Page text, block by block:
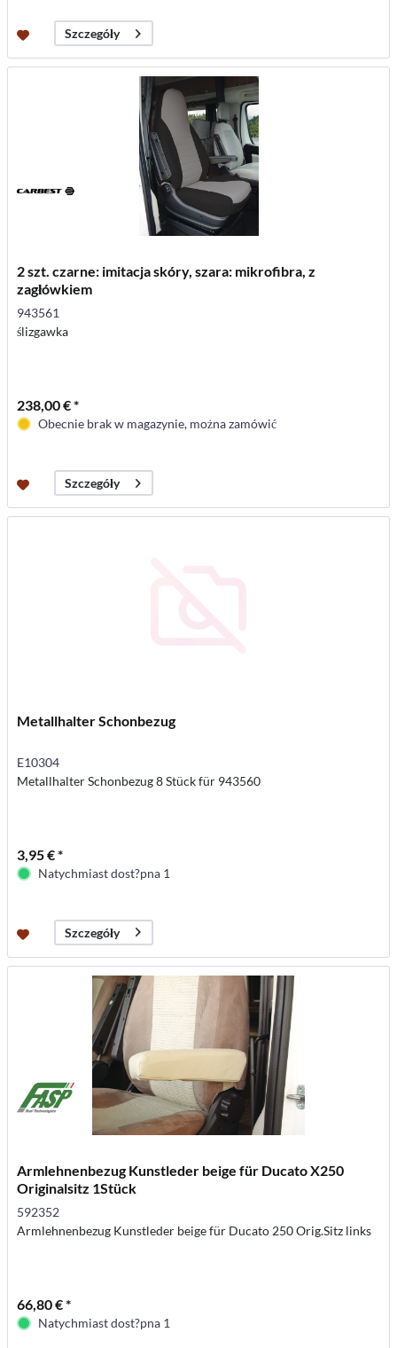
Szczegóły
2 szt. czarne: imitacja skóry, szara: mikrofibra, z
zagłówkiem
943561
ślizgawka
238,00 € *
Obecnie brak w magazynie, można zamówić
Szczegóły
Metallhalter Schonbezug
E10304
Metallhalter Schonbezug 8 Stück für 943560
3,95 € *
Natychmiast dost?pna 1
Szczegóły
Armlehnenbezug Kunstleder beige für Ducato X250
Originalsitz 1Stück
592352
Armlehnenbezug Kunstleder beige für Ducato 250 Orig.Sitz links
66,80 € *
Natychmiast dost?pna 1